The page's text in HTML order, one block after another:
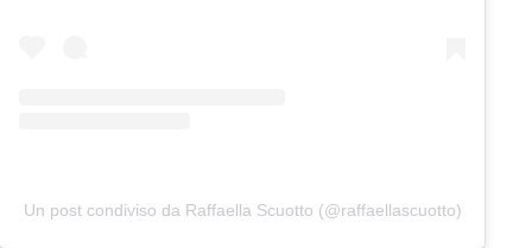
Un post condiviso da Raffaella Scuotto (@raffaellascuotto)